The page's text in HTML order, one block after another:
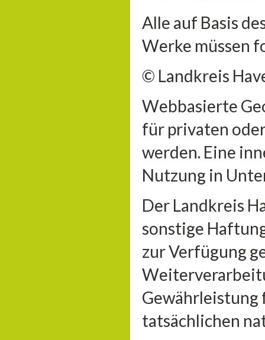
Alle auf Basis
Werke müssen
© Landkreis
Webbasierte
für privaten
werden. Eine
Nutzung in
Der Landkreis
sonstige
zur Verfügung
Gewährleistung
tatsächlichen